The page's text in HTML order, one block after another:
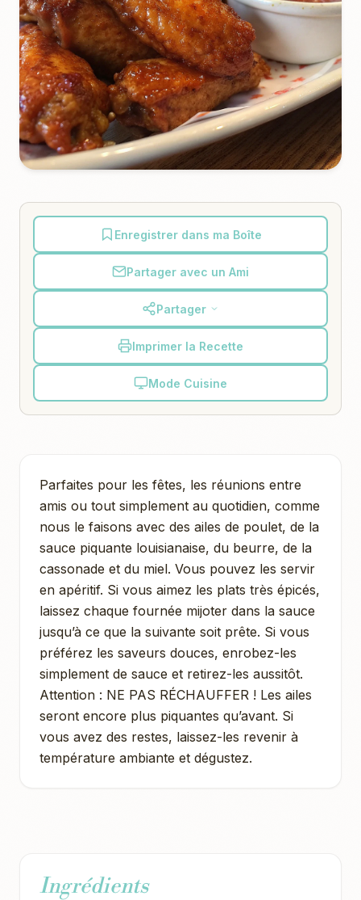
Enregistrer dans ma Boîte
Partager avec un Ami
Partager
Imprimer la Recette
Mode Cuisine
Parfaites pour les fêtes, les réunions entre
amis ou tout simplement au quotidien, comme
nous le faisons avec des ailes de poulet, de la
sauce piquante louisianaise, du beurre, de la
cassonade et du miel. Vous pouvez les servir
en apéritif. Si vous aimez les plats très épicés,
laissez chaque fournée mijoter dans la sauce
jusqu’à ce que la suivante soit prête. Si vous
préférez les saveurs douces, enrobez-les
simplement de sauce et retirez-les aussitôt.
Attention : NE PAS RÉCHAUFFER ! Les ailes
seront encore plus piquantes qu’avant. Si
vous avez des restes, laissez-les revenir à
température ambiante et dégustez.
Ingrédients